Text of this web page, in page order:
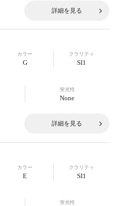
詳細を見る
カラー
G
クラリティ
SI1
蛍光性
None
詳細を見る
カラー
E
クラリティ
SI1
蛍光性